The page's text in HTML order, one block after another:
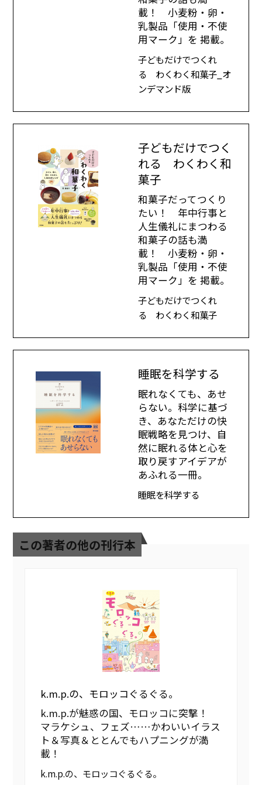
載！ 小麦粉・卵・
乳製品「使用・不使
用マーク」を 掲載。
子どもだけでつくれ
る わくわく和菓子_オ
ンデマンド版
子どもだけでつく
れる わくわく和
菓子
和菓子だってつくり
たい！ 年中行事と
人生儀礼にまつわる
和菓子の話も満
載！ 小麦粉・卵・
乳製品「使用・不使
用マーク」を 掲載。
子どもだけでつくれ
る わくわく和菓子
睡眠を科学する
眠れなくても、あせ
らない。科学に基づ
き、あなただけの快
眠戦略を見つけ、自
然に眠れる体と心を
取り戻すアイデアが
あふれる一冊。
睡眠を科学する
この著者の他の刊行本
k.m.p.の、モロッコぐるぐる。
k.m.p.が魅惑の国、モロッコに突撃！
マラケシュ、フェズ……かわいいイラス
ト＆写真＆ととんでもハプニングが満
載！
k.m.p.の、モロッコぐるぐる。